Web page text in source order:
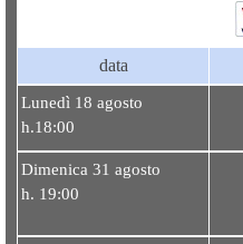
data
Lunedì 18 agosto
h.18:00
Dimenica 31 agosto
h. 19:00